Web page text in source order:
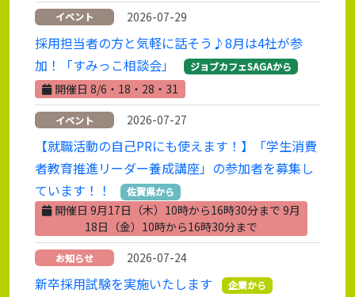
イベント 2026-07-29
採用担当者の方と気軽に話そう♪8月は4社が参
加！「すみっこ相談会」
ジョブカフェSAGAから
開催日 8/6・18・28・31
イベント 2026-07-27
【就職活動の自己PRにも使えます！】「学生消費
者教育推進リーダー養成講座」の参加者を募集し
ています！！
佐賀県から
開催日 9月17日（木）10時から16時30分まで 9月
18日（金）10時から16時30分まで
お知らせ 2026-07-24
新卒採用試験を実施いたします
企業から